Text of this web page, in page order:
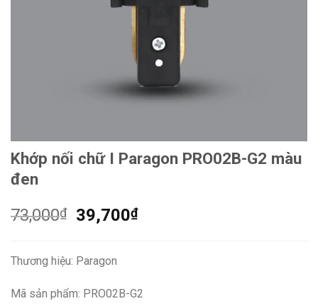
Khớp nối chữ I Paragon PRO02B-G2 màu
đen
73,000₫
Giá
73,000₫.
39,700₫Giá
Thương hiệu: Paragon
Mã sản phẩm: PRO02B-G2